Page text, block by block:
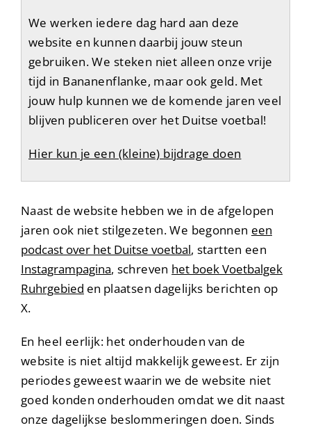
We werken iedere dag hard aan deze
website en kunnen daarbij jouw steun
gebruiken. We steken niet alleen onze vrije
tijd in Bananenflanke, maar ook geld. Met
jouw hulp kunnen we de komende jaren veel
blijven publiceren over het Duitse voetbal!
Hier kun je een (kleine) bijdrage doen
Naast de website hebben we in de afgelopen
jaren ook niet stilgezeten. We begonnen een
podcast over het Duitse voetbal, startten een
Instagrampagina, schreven het boek Voetbalgek
Ruhrgebied en plaatsen dagelijks berichten op
X.
En heel eerlijk: het onderhouden van de
website is niet altijd makkelijk geweest. Er zijn
periodes geweest waarin we de website niet
goed konden onderhouden omdat we dit naast
onze dagelijkse beslommeringen doen. Sinds